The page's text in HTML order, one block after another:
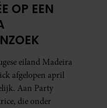
OP EEN
eiland Madeira
afgelopen april
Aan Party
die onder